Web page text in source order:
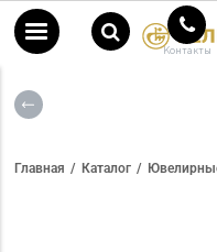
Контакты
Главная Каталог